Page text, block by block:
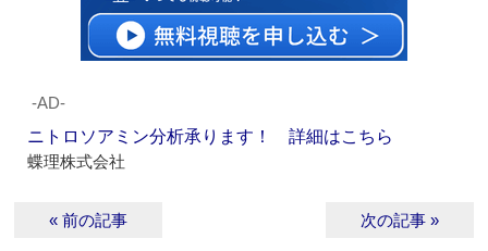
‐AD‐
ニトロソアミン分析承ります！ 詳細はこちら
蝶理株式会社
« 前の記事 次の記事 »